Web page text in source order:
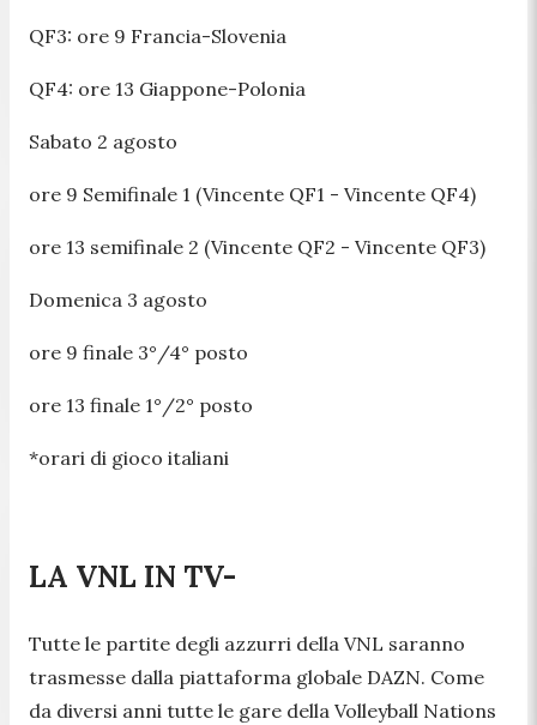
QF3: ore 9 Francia-Slovenia
QF4: ore 13 Giappone-Polonia
Sabato 2 agosto
ore 9 Semifinale 1 (Vincente QF1 - Vincente QF4)
ore 13 semifinale 2 (Vincente QF2 - Vincente QF3)
Domenica 3 agosto
ore 9 finale 3°/4° posto
ore 13 finale 1°/2° posto
*orari di gioco italiani
LA VNL IN TV-
Tutte le partite degli azzurri della VNL saranno
trasmesse dalla piattaforma globale DAZN. Come
da diversi anni tutte le gare della Volleyball Nations